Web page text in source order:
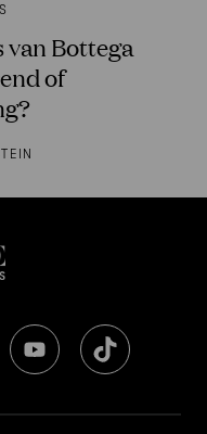
van Bottega
of